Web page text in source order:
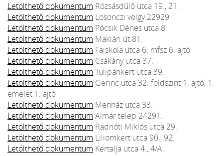
Letölthető dokumentum Rózsásdűlő utca 19., 21.
Letölthető dokumentum Losonczi völgy 22929
Letölthető dokumentum Pócsik Dénes utca 8.
Letölthető dokumentum Maklári út 81.
Letölthető dokumentum Faiskola utca 6. mfsz 6. ajtó
Letölthető dokumentum Csákány utca 37.
Letölthető dokumentum Tulipánkert utca 39.
Letölthető dokumentum Gerinc utca 32. földszint 1. ajtó, 1.
emelet 1. ajtó
Letölthető dokumentum Menház utca 33.
Letölthető dokumentum Almár telep 24291.
Letölthető dokumentum Radnóti Miklós utca 29.
Letölthető dokumentum Liliomkert utca 90., 92.
Letölthető dokumentum Kertalja utca 4., 4/A.